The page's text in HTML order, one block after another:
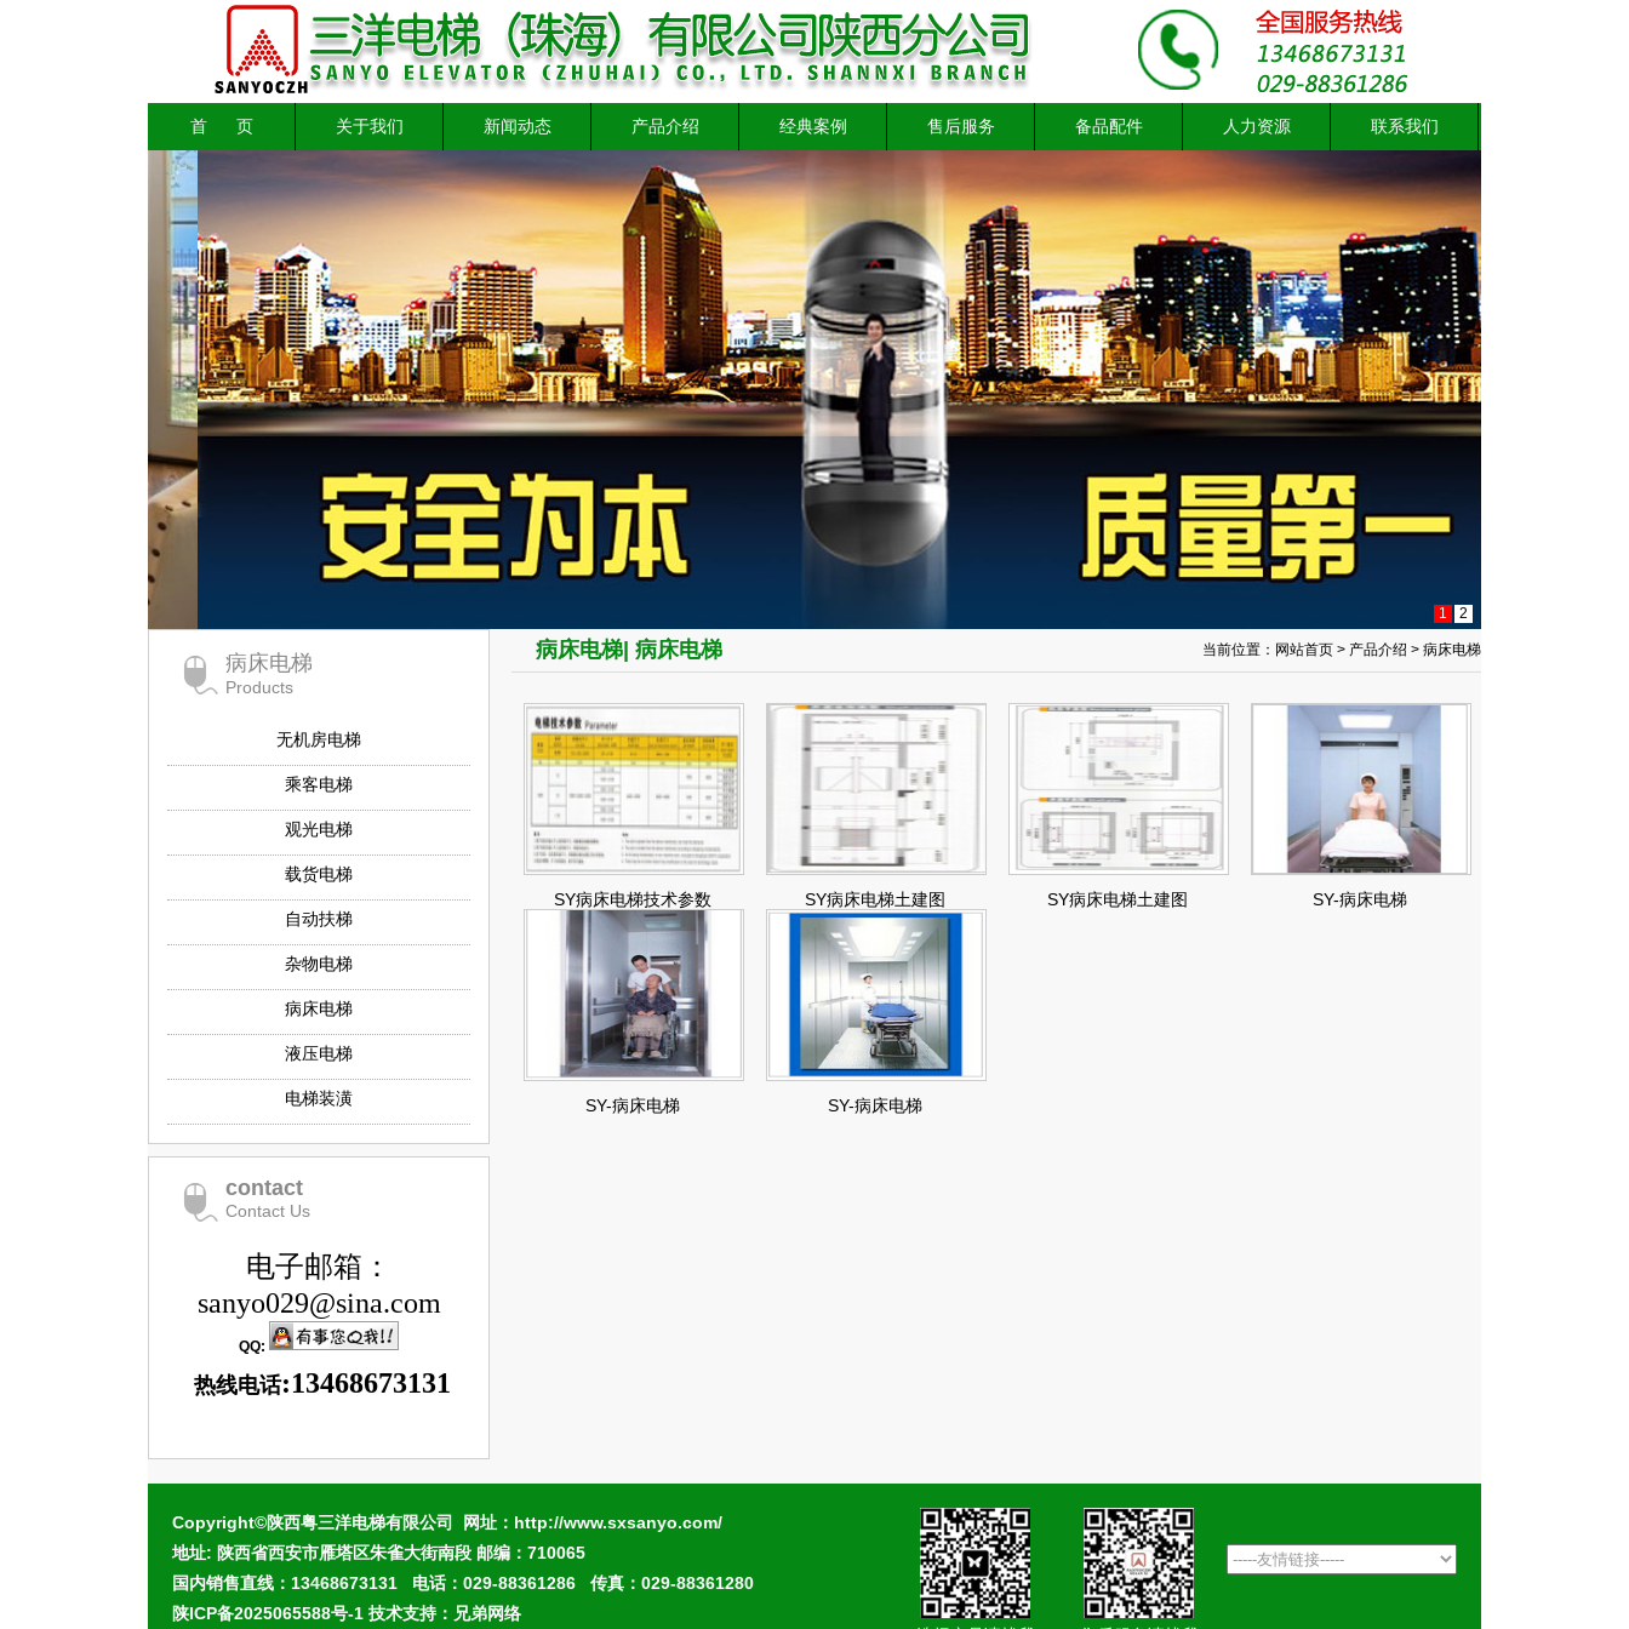
首 页 关于我们 新闻动态 产品介绍 经典案例 售后服务 备品配件 人力资源 联系我们
1 2
病床电梯
Products
无机房电梯
乘客电梯
观光电梯
载货电梯
自动扶梯
杂物电梯
病床电梯
液压电梯
电梯装潢
contact
Contact Us
电子邮箱：
sanyo029@sina.com
QQ:
热线电话:13468673131
病床电梯| 病床电梯 当前位置： 网站首页 > 产品介绍 > 病床电梯
SY病床电梯技术参数 SY病床电梯土建图 SY病床电梯土建图 SY-病床电梯
SY-病床电梯 SY-病床电梯
Copyright©陕西粤三洋电梯有限公司 网址：http://www.sxsanyo.com/
地址: 陕西省西安市雁塔区朱雀大街南段 邮编：710065
国内销售直线：13468673131 电话：029-88361286 传真：029-88361280
陕ICP备2025065588号-1 技术支持： 兄弟网络